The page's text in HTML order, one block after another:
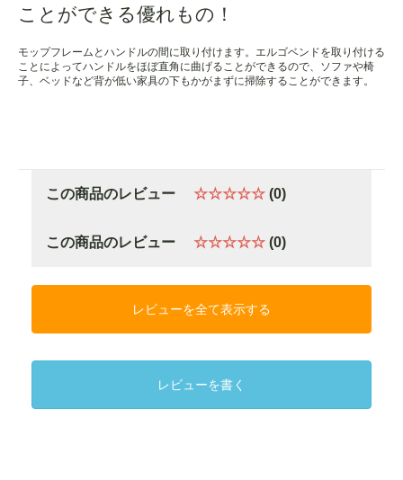
ことができる優れもの！
モップフレームとハンドルの間に取り付けます。エルゴベンドを取り付ける
ことによってハンドルをほぼ直角に曲げることができるので、ソファや椅
子、ベッドなど背が低い家具の下もかがまずに掃除することができます。
この商品のレビュー ☆☆☆☆☆ (0)
この商品のレビュー ☆☆☆☆☆ (0)
レビューを全て表示する
レビューを書く